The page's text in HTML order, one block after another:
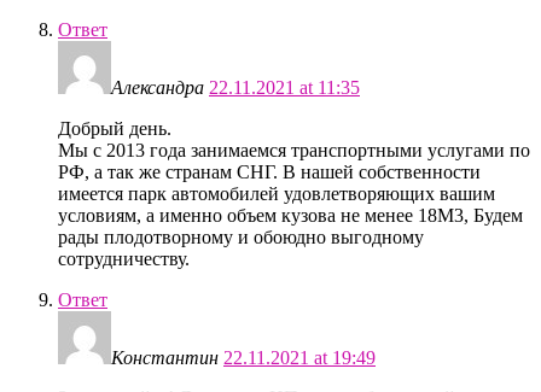
Ответ
Александра 22.11.2021 at 11:35
Добрый день.
Мы с 2013 года занимаемся транспортными услугами по
РФ, а так же странам СНГ. В нашей собственности
имеется парк автомобилей удовлетворяющих вашим
условиям, а именно объем кузова не менее 18М3, Будем
рады плодотворному и обоюдно выгодному
сотрудничеству.
Ответ
Константин 22.11.2021 at 19:49